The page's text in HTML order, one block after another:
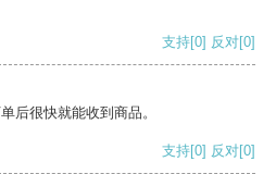
支持[0] 反对[0]
后很快就能收到商品。
支持[0] 反对[0]